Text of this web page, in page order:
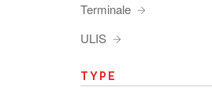
Terminale
ULIS
TYPE